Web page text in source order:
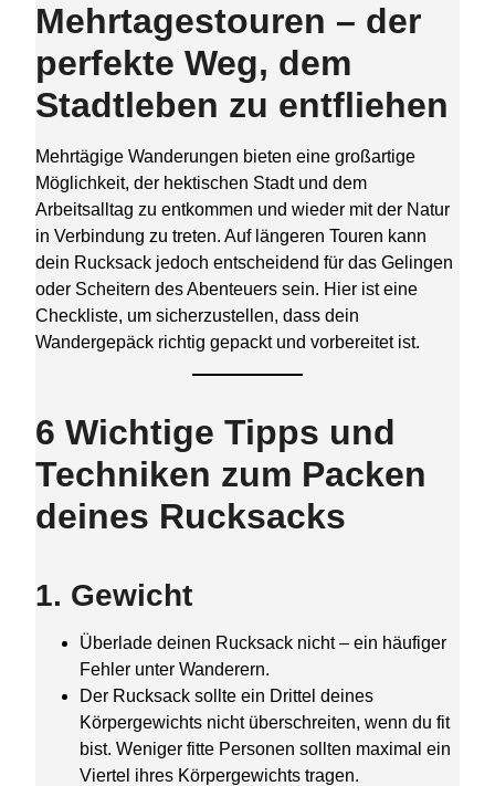
Mehrtagestouren – der
perfekte Weg, dem
Stadtleben zu entfliehen
Mehrtägige Wanderungen bieten eine großartige
Möglichkeit, der hektischen Stadt und dem
Arbeitsalltag zu entkommen und wieder mit der Natur
in Verbindung zu treten. Auf längeren Touren kann
dein Rucksack jedoch entscheidend für das Gelingen
oder Scheitern des Abenteuers sein. Hier ist eine
Checkliste, um sicherzustellen, dass dein
Wandergepäck richtig gepackt und vorbereitet ist.
6 Wichtige Tipps und
Techniken zum Packen
deines Rucksacks
1. Gewicht
Überlade deinen Rucksack nicht – ein häufiger
Fehler unter Wanderern.
Der Rucksack sollte ein Drittel deines
Körpergewichts nicht überschreiten, wenn du fit
bist. Weniger fitte Personen sollten maximal ein
Viertel ihres Körpergewichts tragen.